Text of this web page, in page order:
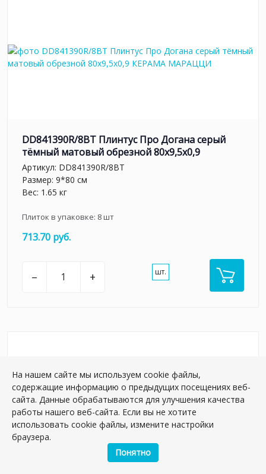
DD841390R/8BT Плинтус Про Догана серый
тёмный матовый обрезной 80x9,5x0,9
Артикул: DD841390R/8BT
Размер: 9*80 см
Вес: 1.65 кг
Плиток в упаковке: 8шт
713.70 руб.
– + шт.
На нашем сайте мы используем cookie файлы,
содержащие информацию о предыдущих посещениях веб-
сайта. Данные обрабатываются для улучшения качества
работы нашего веб-сайта. Если вы не хотите
использовать cookie файлы, измените настройки
браузера.
Понятно